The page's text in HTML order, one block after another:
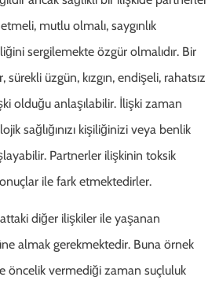
mutlu olmalı, saygınlık
sergilemekte özgür olmalıdır. Bir
üzgün, kızgın, endişeli, rahatsız
olduğu anlaşılabilir. İlişki zaman
sağlığınızı kişiliğinizi veya benlik
Partnerler ilişkinin toksik
ile fark etmektedirler.
diğer ilişkiler ile yaşanan
almak gerekmektedir. Buna örnek
öncelik vermediği zaman suçluluk